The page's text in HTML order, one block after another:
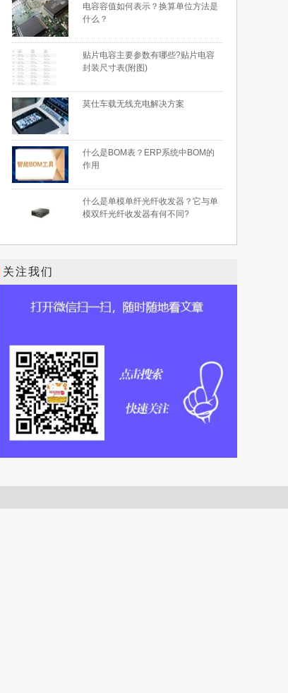
电容容值如何表示？换算单位方法是
什么？
贴片电容主要参数有哪些?贴片电容
封装尺寸表(附图)
莫仕车载无线充电解决方案
什么是BOM表？ERP系统中BOM的
作用
什么是单模单纤光纤收发器？它与单
模双纤光纤收发器有何不同?
关注我们